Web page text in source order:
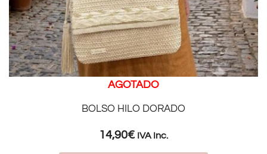
AGOTADO
BOLSO HILO DORADO
14,90€ IVA Inc.